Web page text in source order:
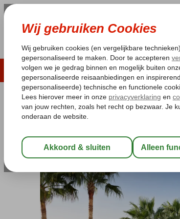
LAST MINUTE ZOMER 2026
Pakketgarantie Laagsteprijsgarantie*
Home
Spanje Costa del Sol
Best Siroco
Logies-Hotel